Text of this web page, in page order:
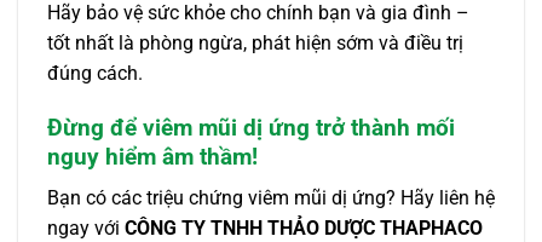
Hãy bảo vệ sức khỏe cho chính bạn và gia đình –
tốt nhất là phòng ngừa, phát hiện sớm và điều trị
đúng cách.
Đừng để viêm mũi dị ứng trở thành mối
nguy hiểm âm thầm!
Bạn có các triệu chứng viêm mũi dị ứng? Hãy liên hệ
ngay với CÔNG TY TNHH THẢO DƯỢC THAPHACO